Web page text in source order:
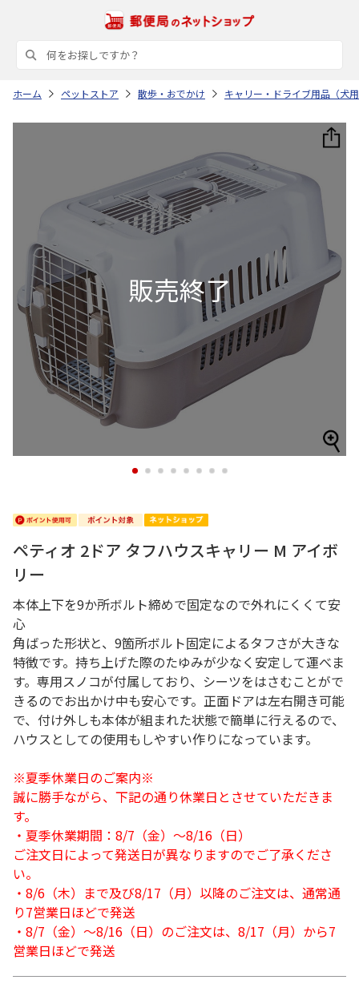
ホーム ペットストア 散歩・おでかけ キャリー・ドライブ用品（犬
1 2 3 4 5 6 7 8
ペティオ 2ドア タフハウスキャリー M アイボ
リー
本体上下を9か所ボルト締めで固定なので外れにくくて安
心
角ばった形状と、9箇所ボルト固定によるタフさが大きな
特徴です。持ち上げた際のたゆみが少なく安定して運べま
す。専用スノコが付属しており、シーツをはさむことがで
きるのでお出かけ中も安心です。正面ドアは左右開き可能
で、付け外しも本体が組まれた状態で簡単に行えるので、
ハウスとしての使用もしやすい作りになっています。
※夏季休業日のご案内※
誠に勝手ながら、下記の通り休業日とさせていただきま
す。
・夏季休業期間：8/7（金）～8/16（日）
ご注文日によって発送日が異なりますのでご了承くださ
い。
・8/6（木）まで及び8/17（月）以降のご注文は、通常通
り7営業日ほどで発送
・8/7（金）～8/16（日）のご注文は、8/17（月）から7
営業日ほどで発送